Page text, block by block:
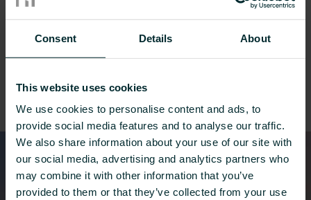
Consent Details About
This website uses cookies
We use cookies to personalise content and ads, to
provide social media features and to analyse our traffic.
We also share information about your use of our site with
our social media, advertising and analytics partners who
may combine it with other information that you’ve
provided to them or that they’ve collected from your use
10 sitoumustamme
Olemme laatineet nämä 10 sitoumusta
kehityksen sisällyttämistä liiketoimintamme
kaikkiin osa-alueisiin.
1